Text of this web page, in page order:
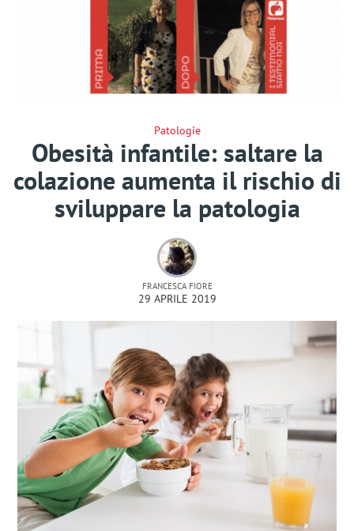
Patologie
Obesità infantile: saltare la
colazione aumenta il rischio di
sviluppare la patologia
FRANCESCA FIORE
29 APRILE 2019